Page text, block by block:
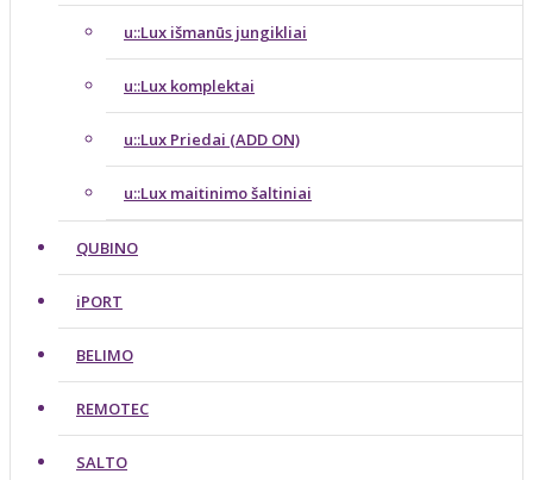
u::Lux išmanūs jungikliai
u::Lux komplektai
u::Lux Priedai (ADD ON)
u::Lux maitinimo šaltiniai
QUBINO
iPORT
BELIMO
REMOTEC
SALTO